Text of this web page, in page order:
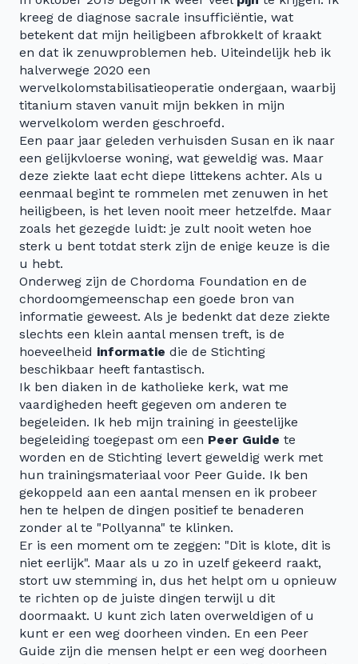
kreeg de diagnose sacrale insufficiëntie, wat
betekent dat mijn heiligbeen afbrokkelt of kraakt
en dat ik zenuwproblemen heb. Uiteindelijk heb ik
halverwege 2020 een
wervelkolomstabilisatieoperatie ondergaan, waarbij
titanium staven vanuit mijn bekken in mijn
wervelkolom werden geschroefd.
Een paar jaar geleden verhuisden Susan en ik naar
een gelijkvloerse woning, wat geweldig was. Maar
deze ziekte laat echt diepe littekens achter. Als u
eenmaal begint te rommelen met zenuwen in het
heiligbeen, is het leven nooit meer hetzelfde. Maar
zoals het gezegde luidt: je zult nooit weten hoe
sterk u bent totdat sterk zijn de enige keuze is die
u hebt.
Onderweg zijn de Chordoma Foundation en de
chordoomgemeenschap een goede bron van
informatie geweest. Als je bedenkt dat deze ziekte
slechts een klein aantal mensen treft, is de
hoeveelheid informatie die de Stichting
beschikbaar heeft fantastisch.
Ik ben diaken in de katholieke kerk, wat me
vaardigheden heeft gegeven om anderen te
begeleiden. Ik heb mijn training in geestelijke
begeleiding toegepast om een Peer Guide te
worden en de Stichting levert geweldig werk met
hun trainingsmateriaal voor Peer Guide. Ik ben
gekoppeld aan een aantal mensen en ik probeer
hen te helpen de dingen positief te benaderen
zonder al te "Pollyanna" te klinken.
Er is een moment om te zeggen: "Dit is klote, dit is
niet eerlijk". Maar als u zo in uzelf gekeerd raakt,
stort uw stemming in, dus het helpt om u opnieuw
te richten op de juiste dingen terwijl u dit
doormaakt. U kunt zich laten overweldigen of u
kunt er een weg doorheen vinden. En een Peer
Guide zijn die mensen helpt er een weg doorheen